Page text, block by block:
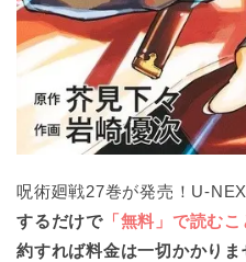
呪術廻戦27巻が発売！U-
するだけで「無料」で読む
約すれば料金は一切かかりま